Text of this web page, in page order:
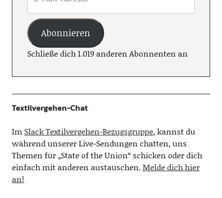
Abonnieren
Schließe dich 1.019 anderen Abonnenten an
Textilvergehen-Chat
Im Slack Textilvergehen-Bezugsgruppe, kannst du
während unserer Live-Sendungen chatten, uns
Themen für „State of the Union“ schicken oder dich
einfach mit anderen austauschen.Melde dich hier
an!